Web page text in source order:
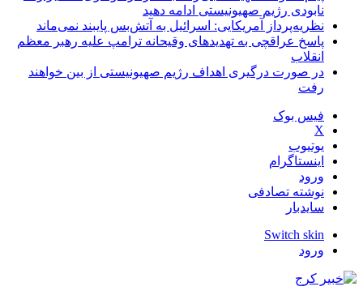
نابودی رژیم صهیونیستی ادامه دهید
نظریه‌پرداز آمریکایی: اسرائیل به آتش‌بس پایبند نمی‌ماند
پاسخ عراقچی به تهدیدهای وقیحانه ترامپ علیه رهبر معظم
انقلاب
در صورت درگیری اهداف رژیم صهیونیستی از بین خواهند
رفت
فیس بوک
X
یوتیوب
اینستاگرام
ورود
نوشته تصادفی
سایدبار
Switch skin
ورود